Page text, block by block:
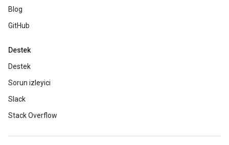
Blog
GitHub
Destek
Destek
Sorun izleyici
Slack
Stack Overflow